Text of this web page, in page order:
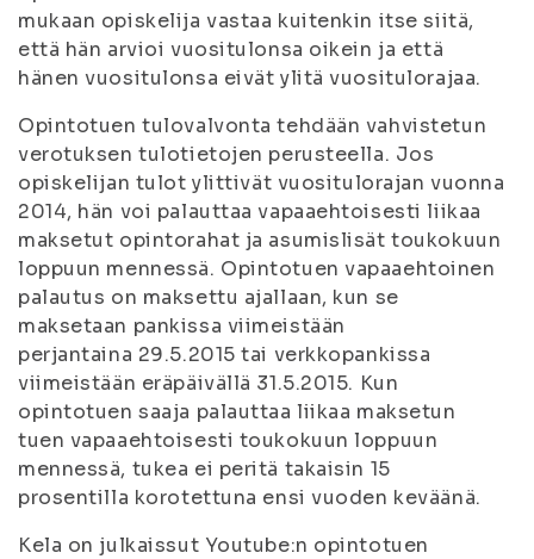
mukaan opiskelija vastaa kuitenkin itse siitä,
että hän arvioi vuositulonsa oikein ja että
hänen vuositulonsa eivät ylitä vuositulorajaa.
Opintotuen tulovalvonta tehdään vahvistetun
verotuksen tulotietojen perusteella. Jos
opiskelijan tulot ylittivät vuositulorajan vuonna
2014, hän voi palauttaa vapaaehtoisesti liikaa
maksetut opintorahat ja asumislisät toukokuun
loppuun mennessä. Opintotuen vapaaehtoinen
palautus on maksettu ajallaan, kun se
maksetaan pankissa viimeistään
perjantaina 29.5.2015 tai verkkopankissa
viimeistään eräpäivällä 31.5.2015. Kun
opintotuen saaja palauttaa liikaa maksetun
tuen vapaaehtoisesti toukokuun loppuun
mennessä, tukea ei peritä takaisin 15
prosentilla korotettuna ensi vuoden keväänä.
Kela on julkaissut Youtube:n opintotuen